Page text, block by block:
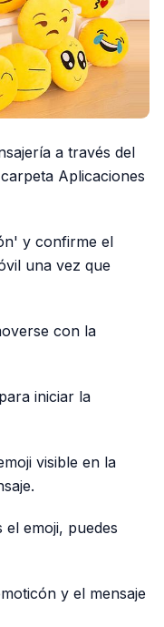
a través del
Aplicaciones
y confirme el
una vez que
con la
iniciar la
visible en la
el emoji, puedes
y el mensaje